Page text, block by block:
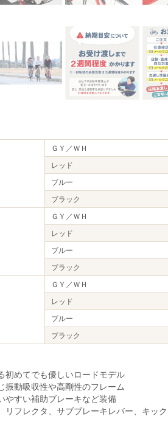
ＧＹ／ＷＨ
レッド
ブルー
ブラック
ＧＹ／ＷＨ
レッド
ブルー
ブラック
ＧＹ／ＷＨ
レッド
ブルー
ブラック
初めてでも優しいロードモデル
振動吸収性や高剛性のフレーム
やすい補助ブレーキなど装備
リフレクタ、サブブレーキレバー、キッ